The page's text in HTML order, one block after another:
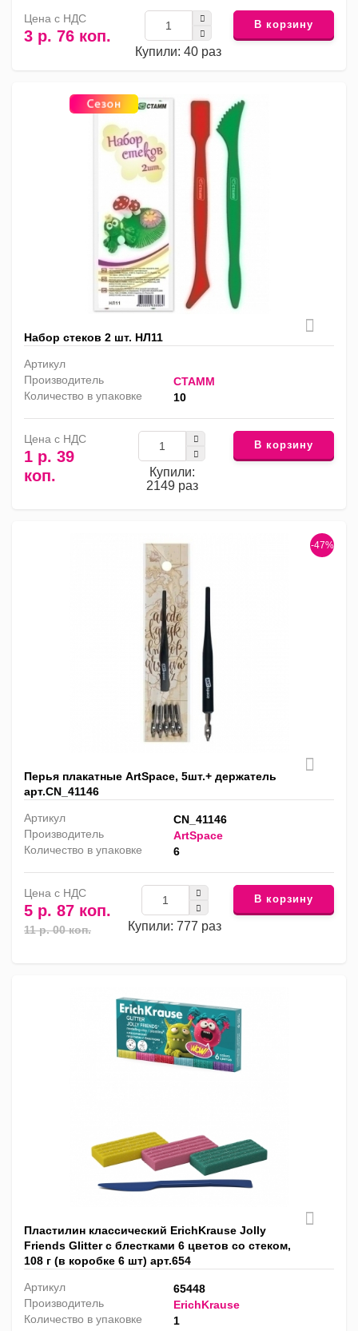
Цена с НДС
3 р. 76 коп.
Купили: 40 раз
В корзину
Набор стеков 2 шт. НЛ11
Артикул
Производитель
СТАММ
Количество в упаковке
10
Цена с НДС
1 р. 39
коп.
Купили:
2149 раз
В корзину
-47%
Перья плакатные ArtSpace, 5шт.+ держатель
арт.CN_41146
Артикул
CN_41146
Производитель
ArtSpace
Количество в упаковке
6
Цена с НДС
5 р. 87 коп.
11 р. 00 коп. Купили: 777 раз
В корзину
Пластилин классический ErichKrause Jolly
Friends Glitter с блестками 6 цветов со стеком,
108 г (в коробке 6 шт) арт.654
Артикул
65448
Производитель
ErichKrause
Количество в упаковке
1